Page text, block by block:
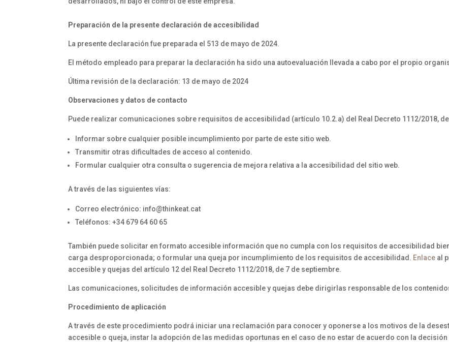
Preparación de la presente declaración de accesibilidad
La presente declaración fue preparada el 513 de mayo de 2024.
El método empleado para preparar la declaración ha sido una autoevaluación llevada a cabo por el propio
Última revisión de la declaración: 13 de mayo de 2024
Observaciones y datos de contacto
Puede realizar comunicaciones sobre requisitos de accesibilidad (artículo 10.2.a) del Real Decreto 1112/2018,
Informar sobre cualquier posible incumplimiento por parte de este sitio web.
Transmitir otras dificultades de acceso al contenido.
Formular cualquier otra consulta o sugerencia de mejora relativa a la accesibilidad del sitio web.
A través de las siguientes vías:
Correo electrónico: info@thinkeat.cat
Teléfonos: +34 679 64 60 65
También puede solicitar en formato accesible información que no cumpla con los requisitos de accesibilidad
carga desproporcionada; o formular una queja por incumplimiento de los requisitos de accesibilidad. Enlace al
accesible y quejas del artículo 12 del Real Decreto 1112/2018, de 7 de septiembre.
Las comunicaciones, solicitudes de información accesible y quejas debe dirigirlas responsable de los
Procedimiento de aplicación
A través de este procedimiento podrá iniciar una reclamación para conocer y oponerse a los motivos de la
accesible o queja, instar la adopción de las medidas oportunas en el caso de no estar de acuerdo con la